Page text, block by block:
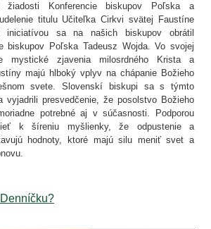
Konferencie biskupov Poľska a
titulu Učiteľka Cirkvi svätej Faustíne
iniciatívou sa na našich biskupov obrátil
biskupov Poľska Tadeusz Wojda. Vo svojej
mystické zjavenia milosrdného Krista a
majú hlboký vplyv na chápanie Božieho
svete. Slovenskí biskupi sa s týmto
vyjadrili presvedčenie, že posolstvo Božieho
potrebné aj v súčasnosti. Podporou
k šíreniu myšlienky, že odpustenie a
hodnoty, ktoré majú silu meniť svet a